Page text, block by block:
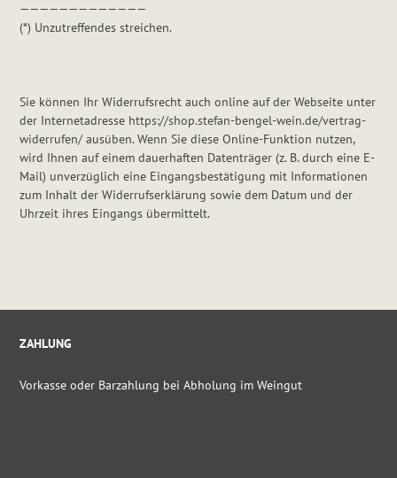
—————————————
(*) Unzutreffendes streichen.
Sie können Ihr Widerrufsrecht auch online auf der Webseite unter
der Internetadresse https://shop.stefan-bengel-wein.de/vertrag-
widerrufen/ausüben. Wenn Sie diese Online-Funktion nutzen,
wird Ihnen auf einem dauerhaften Datenträger (z. B. durch eine E-
Mail) unverzüglich eine Eingangsbestätigung mit Informationen
zum Inhalt der Widerrufserklärung sowie dem Datum und der
Uhrzeit ihres Eingangs übermittelt.
ZAHLUNG
Vorkasse oder Barzahlung bei Abholung im Weingut